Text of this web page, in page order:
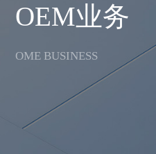
OEM业务
OME BUSINESS